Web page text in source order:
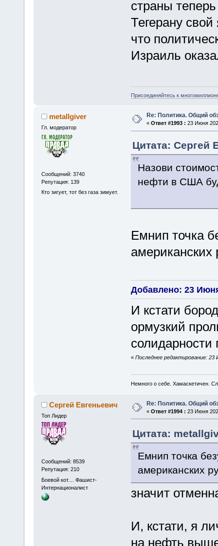
страны
Тегерану
что
Израиль
Присоединяйтесь к
metallgiver
Гл. модератор
Сообщений: 3740
Репутация: 139
Кто зигует, тот без газа зимует.
Re: Политика. Общий
« Ответ #1993 : 23 Июня
Цитата: Сергей
Назови
нефти в США
Емнип точка
американских
Добавлено: 23
И кстати
ормузкий
солидарности
« Последнее редактирование: 23
Немного о себе. Хамаскетичен.
Сергей Евгеньевич
Топ Лидер
Сообщений: 8539
Репутация: 210
Боевой кот.... Фашист-
Интернационалист
Re: Политика. Общий
« Ответ #1994 : 23 Июня
Цитата:
Емнип точка
американских
значит
И, кстати, я
на нефть